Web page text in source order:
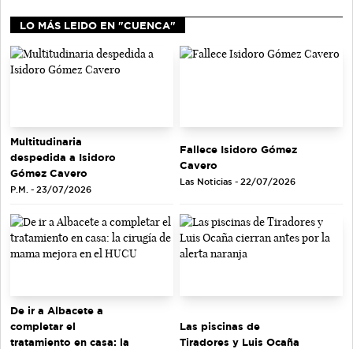
LO MÁS LEIDO EN "CUENCA"
Multitudinaria
despedida a Isidoro
Gómez Cavero
P.M. - 23/07/2026
Fallece Isidoro Gómez
Cavero
Las Noticias - 22/07/2026
De ir a Albacete a
completar el
tratamiento en casa: la
Las piscinas de
Tiradores y Luis Ocaña